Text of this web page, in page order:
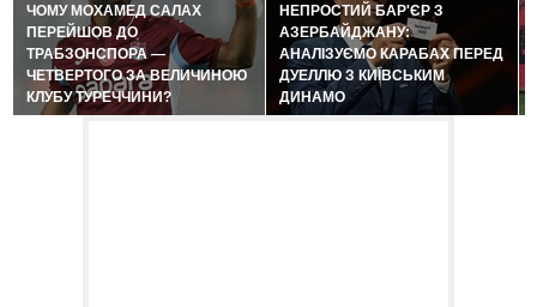
ЧОМУ МОХАМЕД САЛАХ
ПЕРЕЙШОВ ДО
ТРАБЗОНСПОРА —
ЧЕТВЕРТОГО ЗА ВЕЛИЧИНОЮ
КЛУБУ ТУРЕЧЧИНИ?
НЕПРОСТИЙ БАР'ЄР З
АЗЕРБАЙДЖАНУ:
АНАЛІЗУЄМО КАРАБАХ ПЕРЕД
ДУЕЛЛЮ З КИЇВСЬКИМ
ДИНАМО